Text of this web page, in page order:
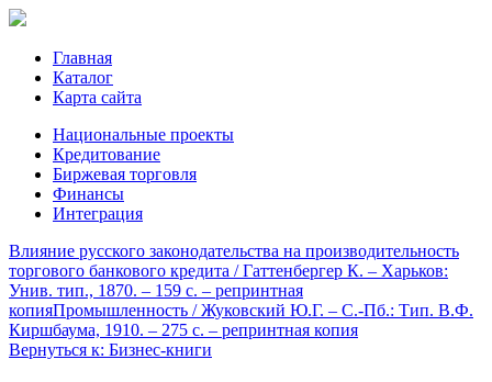
Главная
Каталог
Карта сайта
Национальные проекты
Кредитование
Биржевая торговля
Финансы
Интеграция
Влияние русского законодательства на производительность
торгового банкового кредита / Гаттенбергер К. – Харьков:
Унив. тип., 1870. – 159 с. – репринтная
копияПромышленность / Жуковский Ю.Г. – С.-Пб.: Тип. В.Ф.
Киршбаума, 1910. – 275 c. – репринтная копия
Вернуться к: Бизнес-книги